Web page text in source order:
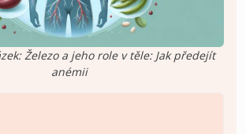
Železo a jeho role v těle: Jak předejít
anémii